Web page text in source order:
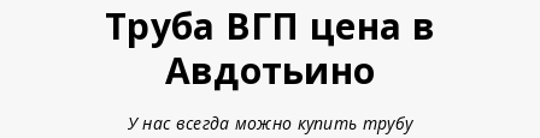
Труба ВГП цена в
Авдотьино
У нас всегда можно купить трубу